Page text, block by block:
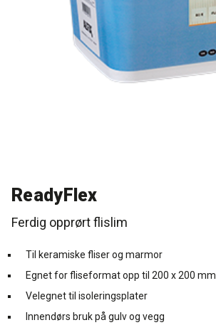
Rense- pleiemidler
Puss og fasademaling
Last ned
Kurs for proff'en
Historien Bag
Tekniske spørgsmål
Forhandlere
ReadyFlex
Ferdig opprørt flislim
Til keramiske fliser og marmor
Egnet for fliseformat opp til 200 x 200 mm
Velegnet til isoleringsplater
Innendørs bruk på gulv og vegg